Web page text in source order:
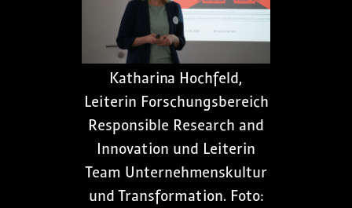
Katharina Hochfeld,
Leiterin Forschungsbereich
Responsible Research and
Innovation und Leiterin
Team Unternehmenskultur
und Transformation. Foto: